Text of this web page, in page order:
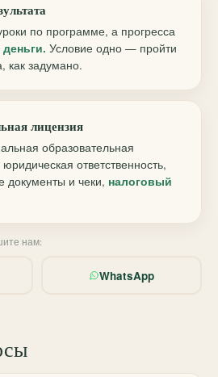
по программе, а прогресса
Условие одно — пройти
как задумано.
лицензия
образовательная
ответственность,
и чеки, налоговый
нам:
WhatsApp